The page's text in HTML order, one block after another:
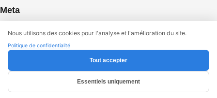
Nous utilisons des cookies pour l'analyse et l'amélioration du site.
Politique de confidentialité
Tout accepter
Essentiels uniquement
Meta